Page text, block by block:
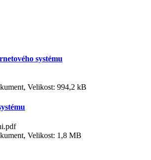
systému
Velikost: 994,2 kB
Velikost: 1,8 MB